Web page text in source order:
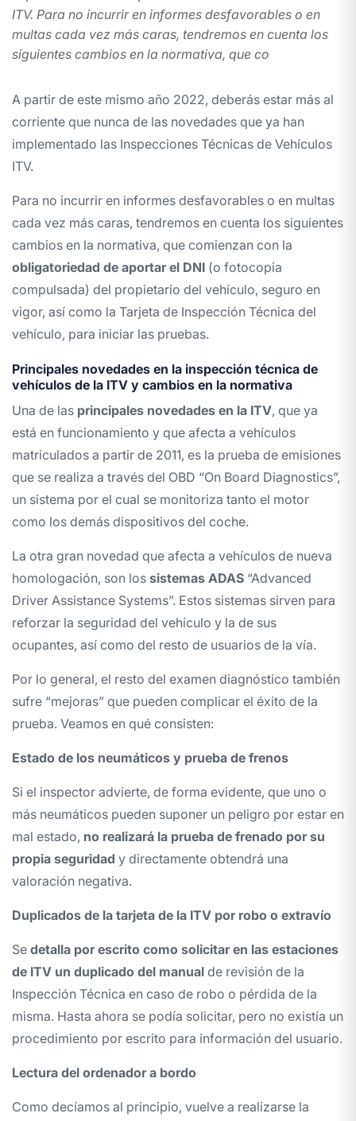
ITV. Para no incurrir en informes desfavorables o en
multas cada vez más caras, tendremos en cuenta los
siguientes cambios en la normativa, que co
A partir de este mismo año 2022, deberás estar más al
corriente que nunca de las novedades que ya han
implementado las Inspecciones Técnicas de Vehículos
ITV.
Para no incurrir en informes desfavorables o en multas
cada vez más caras, tendremos en cuenta los siguientes
cambios en la normativa, que comienzan con la
obligatoriedad de aportar el DNI (o fotocopia
compulsada) del propietario del vehículo, seguro en
vigor, así como la Tarjeta de Inspección Técnica del
vehículo, para iniciar las pruebas.
Principales novedades en la inspección técnica de
vehículos de la ITV y cambios en la normativa
Una de las principales novedades en la ITV, que ya
está en funcionamiento y que afecta a vehículos
matriculados a partir de 2011, es la prueba de emisiones
que se realiza a través del OBD “On Board Diagnostics”,
un sistema por el cual se monitoriza tanto el motor
como los demás dispositivos del coche.
La otra gran novedad que afecta a vehículos de nueva
homologación, son los sistemas ADAS “Advanced
Driver Assistance Systems”. Estos sistemas sirven para
reforzar la seguridad del vehículo y la de sus
ocupantes, así como del resto de usuarios de la vía.
Por lo general, el resto del examen diagnóstico también
sufre “mejoras” que pueden complicar el éxito de la
prueba. Veamos en qué consisten:
Estado de los neumáticos y prueba de frenos
Si el inspector advierte, de forma evidente, que uno o
más neumáticos pueden suponer un peligro por estar en
mal estado, no realizará la prueba de frenado por su
propia seguridad y directamente obtendrá una
valoración negativa.
Duplicados de la tarjeta de la ITV por robo o extravío
Se detalla por escrito como solicitar en las estaciones
de ITV un duplicado del manual de revisión de la
Inspección Técnica en caso de robo o pérdida de la
misma. Hasta ahora se podía solicitar, pero no existía un
procedimiento por escrito para información del usuario.
Lectura del ordenador a bordo
Como decíamos al principio, vuelve a realizarse la